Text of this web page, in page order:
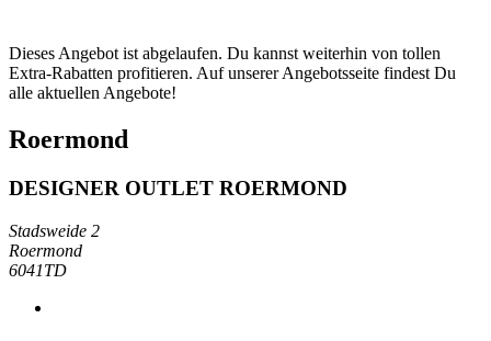
Dieses Angebot ist abgelaufen. Du kannst weiterhin von tollen
Extra-Rabatten profitieren. Auf unserer Angebotsseite findest Du
alle aktuellen Angebote!
Roermond
DESIGNER OUTLET ROERMOND
Stadsweide 2
Roermond
6041TD